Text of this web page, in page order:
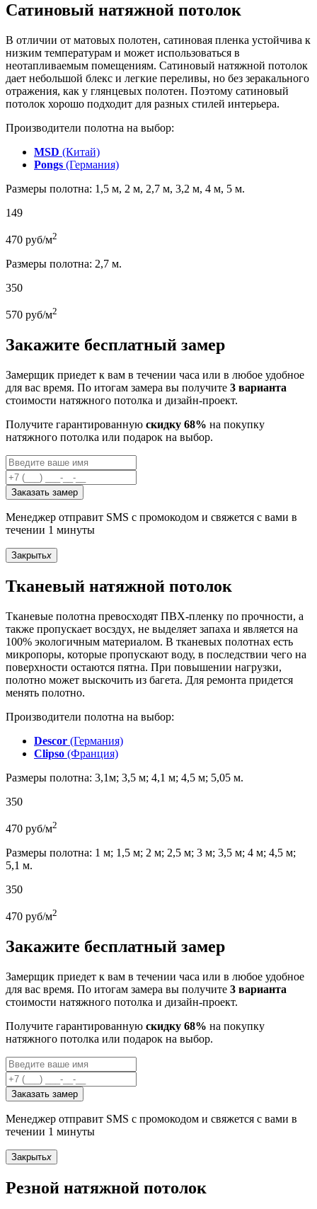
Сатиновый натяжной потолок
В отличии от матовых полотен, сатиновая пленка устойчива к
низким температурам и может использоваться в
неотапливаемым помещениям. Сатиновый натяжной потолок
дает небольшой блекс и легкие переливы, но без зеракального
отражения, как у глянцевых полотен. Поэтому сатиновый
потолок хорошо подходит для разных стилей интерьера.
Производители полотна на выбор:
MSD (Китай)
Pongs (Германия)
Размеры полотна: 1,5 м, 2 м, 2,7 м, 3,2 м, 4 м, 5 м.
149
470 руб/м2
Размеры полотна: 2,7 м.
350
570 руб/м2
Закажите бесплатный замер
Замерщик приедет к вам в течении часа или в любое удобное
для вас время. По итогам замера вы получите 3 варианта
стоимости натяжного потолка и дизайн-проект.
Получите гарантированную скидку 68% на покупку
натяжного потолка или подарок на выбор.
Заказать замер
Менеджер отправит SMS с промокодом и свяжется с вами в
течении 1 минуты
Закрытьx
Тканевый натяжной потолок
Тканевые полотна превосходят ПВХ-пленку по прочности, а
также пропускает восздух, не выделяет запаха и является на
100% экологичным материалом. В тканевых полотнах есть
микропоры, которые пропускают воду, в последствии чего на
поверхности остаются пятна. При повышении нагрузки,
полотно может выскочить из багета. Для ремонта придется
менять полотно.
Производители полотна на выбор:
Descor (Германия)
Clipso (Франция)
Размеры полотна: 3,1м; 3,5 м; 4,1 м; 4,5 м; 5,05 м.
350
470 руб/м2
Размеры полотна: 1 м; 1,5 м; 2 м; 2,5 м; 3 м; 3,5 м; 4 м; 4,5 м;
5,1 м.
350
470 руб/м2
Закажите бесплатный замер
Замерщик приедет к вам в течении часа или в любое удобное
для вас время. По итогам замера вы получите 3 варианта
стоимости натяжного потолка и дизайн-проект.
Получите гарантированную скидку 68% на покупку
натяжного потолка или подарок на выбор.
Заказать замер
Менеджер отправит SMS с промокодом и свяжется с вами в
течении 1 минуты
Закрытьx
Резной натяжной потолок